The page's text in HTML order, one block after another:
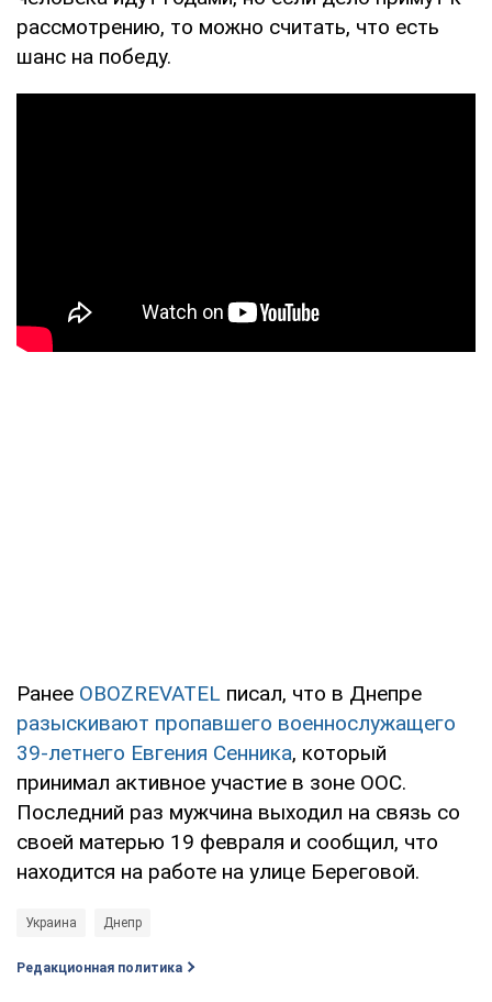
рассмотрению, то можно считать, что есть
шанс на победу.
Ранее OBOZREVATEL писал, что в Днепре
разыскивают пропавшего военнослужащего
39-летнего Евгения Сенника, который
принимал активное участие в зоне ООС.
Последний раз мужчина выходил на связь со
своей матерью 19 февраля и сообщил, что
находится на работе на улице Береговой.
Украина Днепр
Редакционная политика